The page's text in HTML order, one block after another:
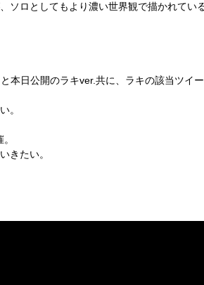
ソロとしてもより濃い世界観で描かれている
本日公開のラキver.共に、ラキの該当ツイ
。
きたい。